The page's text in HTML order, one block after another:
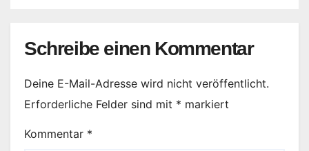
Schreibe einen Kommentar
Deine E-Mail-Adresse wird nicht veröffentlicht.
Erforderliche Felder sind mit * markiert
Kommentar *